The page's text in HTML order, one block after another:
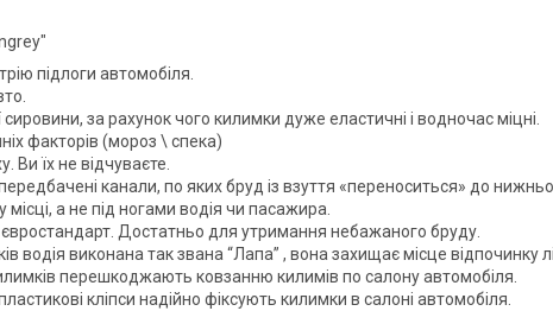
підлоги автомобіля.
за рахунок чого килимки дуже еластичні і водночас міцні.
факторів (мороз \ спека)
Ви їх не відчуваєте.
канали, по яких бруд із взуття «переноситься» до
а не під ногами водія чи пасажира.
Достатньо для утримання небажаного бруду.
водія виконана так звана “Лапа” , вона захищає місце відпочинку
перешкоджають ковзанню килимів по салону автомобіля.
кліпси надійно фіксують килимки в салоні автомобіля.